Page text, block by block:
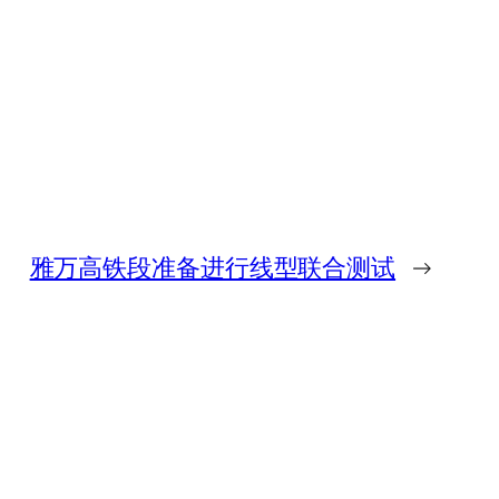
雅万高铁段准备进行线型联合测试 →